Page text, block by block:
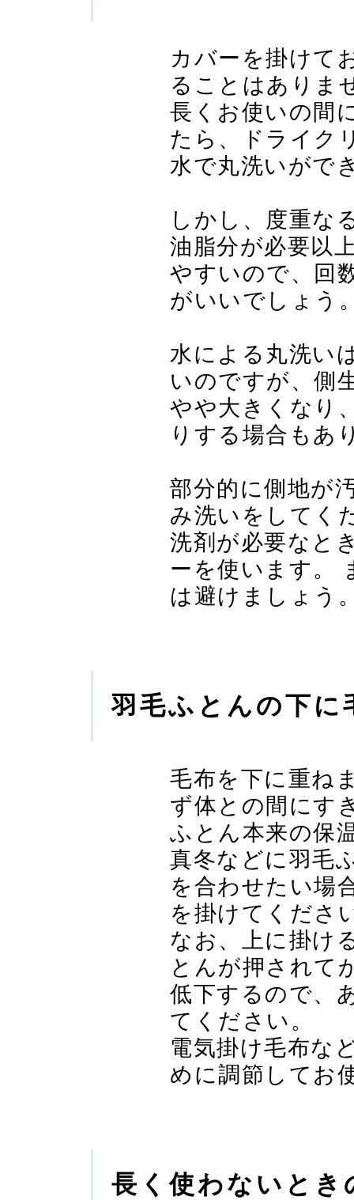
カバーを掛けて
ることはありま
長くお使いの間
たら、ドライク
水で丸洗いがで
しかし、度重な
油脂分が必要以
やすいので、回
がいいでしょう
水による丸洗い
いのですが、側
やや大きくなり
りする場合もあ
部分的に側地が
み洗いをしてく
洗剤が必要なと
ーを使います。
は避けましょう
羽毛ふとんの下に
毛布を下に重ね
ず体との間にす
ふとん本来の保
真冬などに羽毛
を合わせたい場
を掛けてくださ
なお、上に掛け
とんが押されて
低下するので、
てください。
電気掛け毛布な
めに調節してお
長く使わないとき